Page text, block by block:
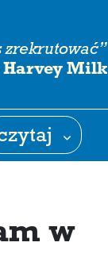
zrekrutować”
Harvey Milk
w